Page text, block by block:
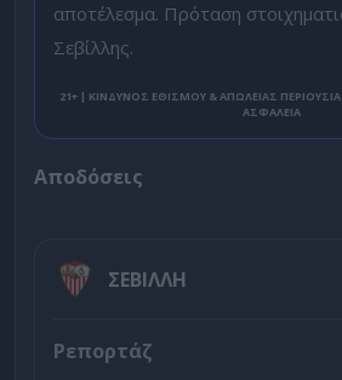
αποτέλεσμα. Πρόταση
Σεβίλλης.
21+ | ΚΙΝΔΥΝΟΣ ΕΘΙΣΜΟΥ & ΑΠΩΛΕΙΑΣ
ΑΣΦΑΛΕΙΑ
Αποδόσεις
ΣΕΒΙΛΛΗ
Ρεπορτάζ